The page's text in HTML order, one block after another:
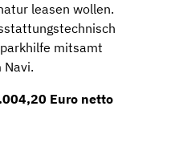
leasen wollen.
mitsamt
Navi.
Euro netto